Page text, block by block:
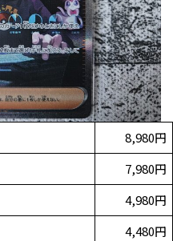
8,980円
7,980円
4,980円
4,480円